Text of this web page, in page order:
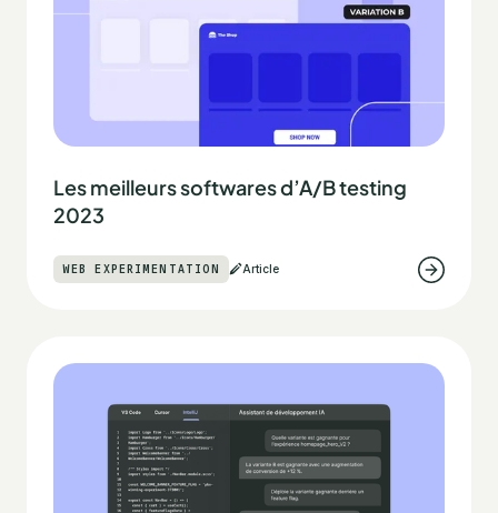
Les meilleurs softwares d’A/B testing
2023
WEB EXPERIMENTATION Article